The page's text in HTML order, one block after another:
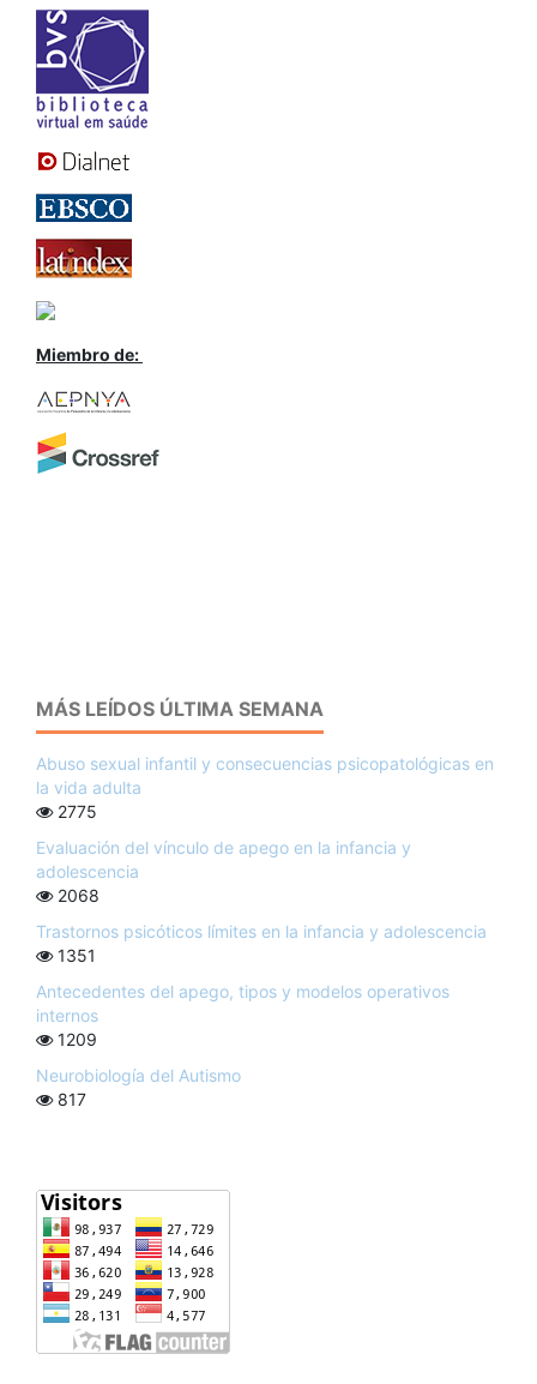
Miembro de:
MÁS LEÍDOS ÚLTIMA SEMANA
Abuso sexual infantil y consecuencias psicopatológicas en
la vida adulta
2775
Evaluación del vínculo de apego en la infancia y
adolescencia
2068
Trastornos psicóticos límites en la infancia y adolescencia
1351
Antecedentes del apego, tipos y modelos operativos
internos
1209
Neurobiología del Autismo
817